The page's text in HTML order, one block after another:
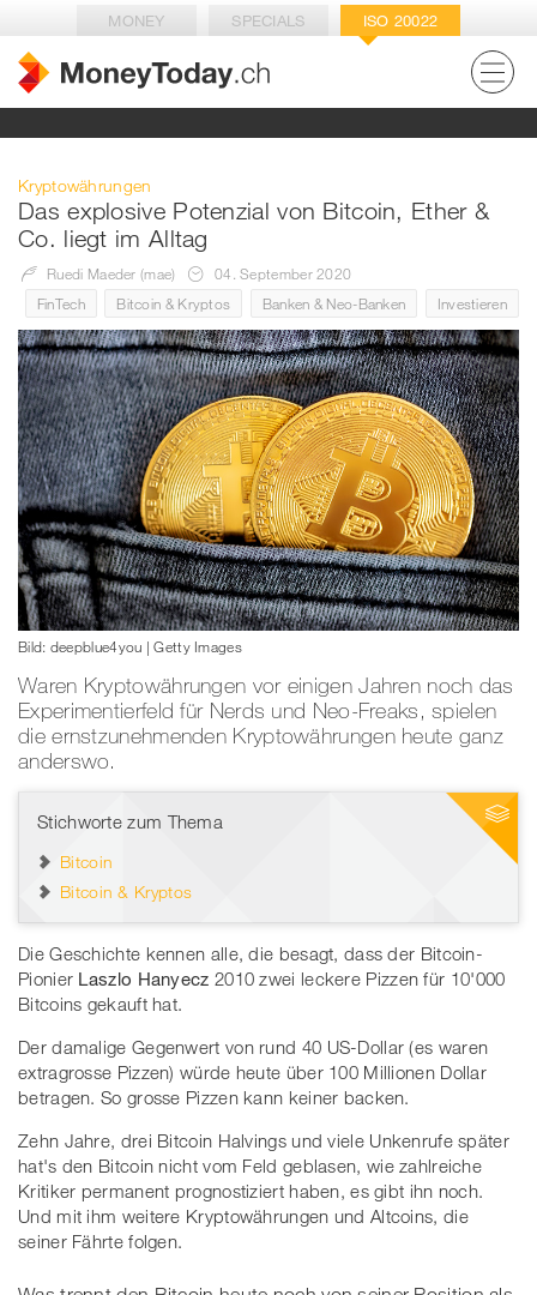
MONEY SPECIALS ISO 20022
Kryptowährungen
Das explosive Potenzial von Bitcoin, Ether &
Co. liegt im Alltag
Ruedi Maeder (mae)
04. September 2020
FinTech
Bitcoin & Kryptos Banken & Neo-Banken Investieren
Bild: deepblue4you | Getty Images
Waren Kryptowährungen vor einigen Jahren noch das
Experimentierfeld für Nerds und Neo-Freaks, spielen
die ernstzunehmenden Kryptowährungen heute ganz
anderswo.
Stichworte zum Thema
Bitcoin
Bitcoin & Kryptos
Die Geschichte kennen alle, die besagt, dass der Bitcoin-
Pionier Laszlo Hanyecz 2010 zwei leckere Pizzen für 10'000
Bitcoins gekauft hat.
Der damalige Gegenwert von rund 40 US-Dollar (es waren
extragrosse Pizzen) würde heute über 100 Millionen Dollar
betragen. So grosse Pizzen kann keiner backen.
Zehn Jahre, drei Bitcoin Halvings und viele Unkenrufe später
hat's den Bitcoin nicht vom Feld geblasen, wie zahlreiche
Kritiker permanent prognostiziert haben, es gibt ihn noch.
Und mit ihm weitere Kryptowährungen und Altcoins, die
seiner Fährte folgen.